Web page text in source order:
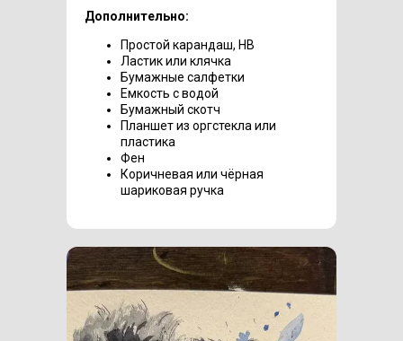
Дополнительно:
Простой карандаш, HB
Ластик или клячка
Бумажные салфетки
Емкость с водой
Бумажный скотч
Планшет из оргстекла или
пластика
Фен
Коричневая или чёрная
шариковая ручка